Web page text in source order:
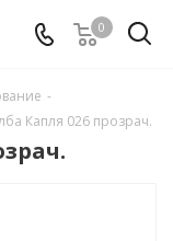
0
-
Капля 026 прозрач.